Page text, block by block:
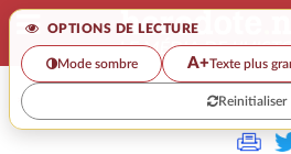
OPTIONS DE LECTURE
Mode sombre A+Texte plus
Reinitialiser
>